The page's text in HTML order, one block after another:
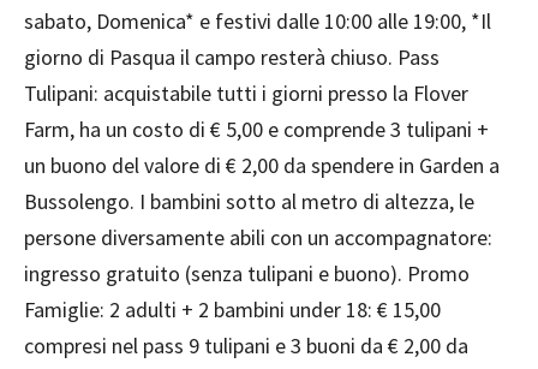
sabato, Domenica* e festivi dalle 10:00 alle 19:00, *Il
giorno di Pasqua il campo resterà chiuso. Pass
Tulipani: acquistabile tutti i giorni presso la Flover
Farm, ha un costo di € 5,00 e comprende 3 tulipani +
un buono del valore di € 2,00 da spendere in Garden a
Bussolengo. I bambini sotto al metro di altezza, le
persone diversamente abili con un accompagnatore:
ingresso gratuito (senza tulipani e buono). Promo
Famiglie: 2 adulti + 2 bambini under 18: € 15,00
compresi nel pass 9 tulipani e 3 buoni da € 2,00 da